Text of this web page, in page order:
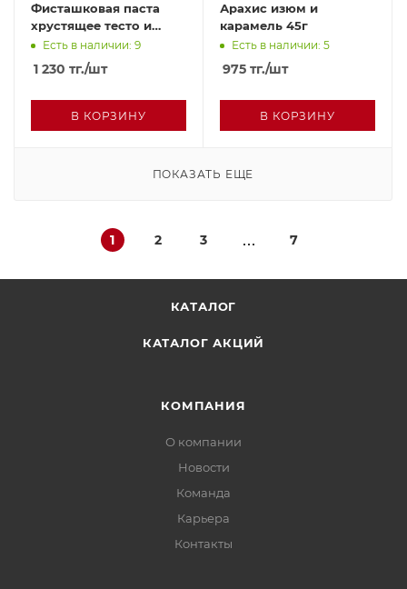
Фисташковая паста
хрустящее тесто и
карамель 45г
Есть в наличии: 9
1 230 тг./шт
В КОРЗИНУ
Арахис изюм и
карамель 45г
Есть в наличии: 5
975 тг./шт
В КОРЗИНУ
ПОКАЗАТЬ ЕЩЕ
1 2 3 7
КАТАЛОГ
КАТАЛОГ АКЦИЙ
КОМПАНИЯ
О компании
Новости
Команда
Карьера
Контакты